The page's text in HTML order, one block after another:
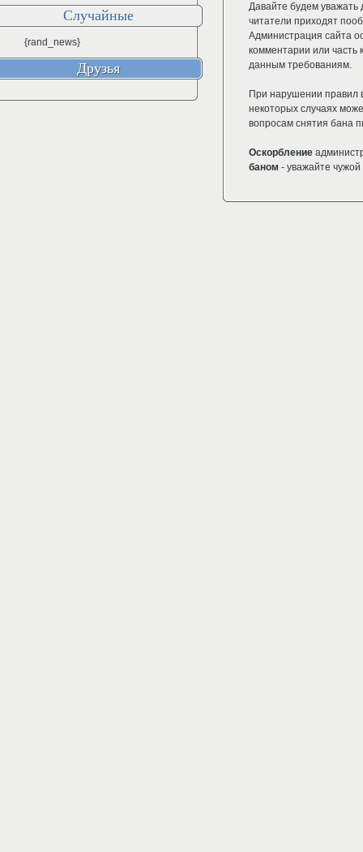
Давайте будем уважать
читатели приходят
Администрация сайта
комментарии или часть
данным требованиям.
При нарушении
некоторых случаях
вопросам снятия бана
Оскорбление
баном - уважайте чужой
Случайные
{rand_news}
Друзья